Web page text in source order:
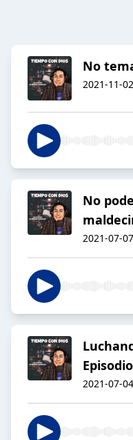
No
2021-11-02
No
2021-07-07
2021-07-04